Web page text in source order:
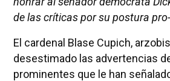
de las críticas por su postura
El cardenal Blase Cupich,
desestimado las advertencias
prominentes que le han